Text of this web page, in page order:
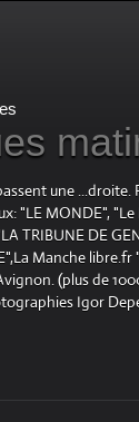
une
"LE MONDE",
TRIBUNE DE
Manche
(plus de
Igor